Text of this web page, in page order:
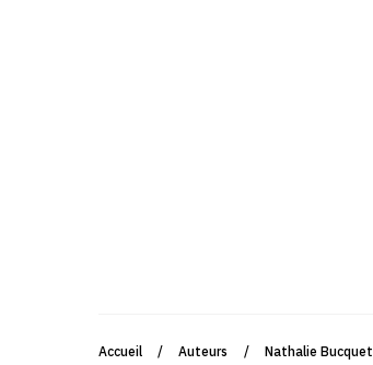
Accueil / Auteurs / Nathalie Bucquet